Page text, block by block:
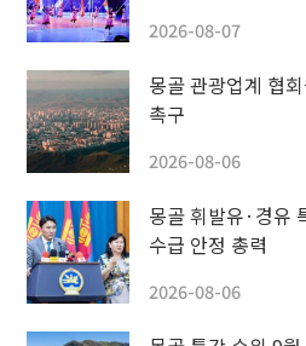
2026-08-07
몽골 관광업계 협
촉구
2026-08-06
몽골 휘발유·경유
수급 안정 총력
2026-08-06